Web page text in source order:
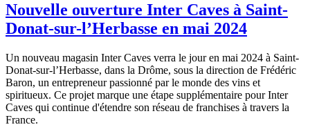
Nouvelle ouverture Inter Caves à Saint-
Donat-sur-l’Herbasse en mai 2024
Un nouveau magasin Inter Caves verra le jour en mai 2024 à Saint-
Donat-sur-l’Herbasse, dans la Drôme, sous la direction de Frédéric
Baron, un entrepreneur passionné par le monde des vins et
spiritueux. Ce projet marque une étape supplémentaire pour Inter
Caves qui continue d'étendre son réseau de franchises à travers la
France.